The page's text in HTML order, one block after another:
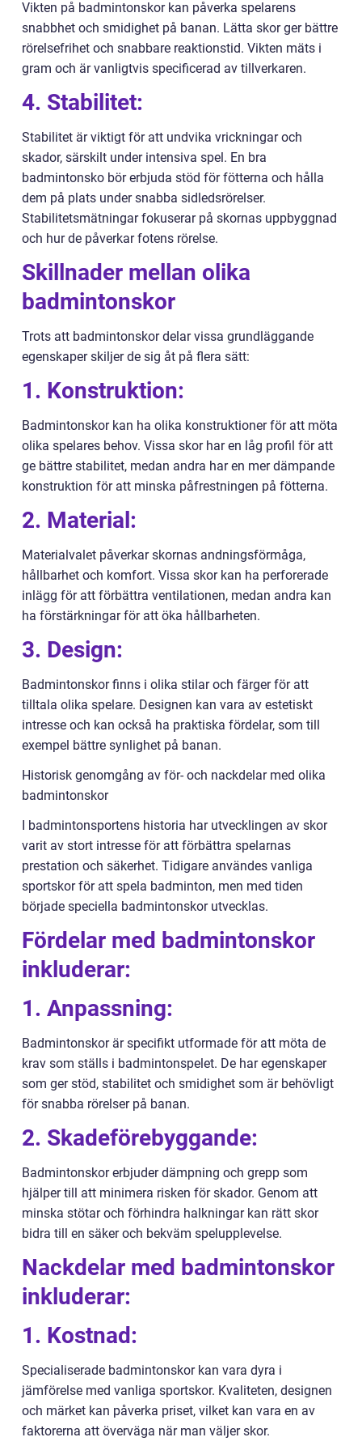
Vikten på badmintonskor kan påverka spelarens
snabbhet och smidighet på banan. Lätta skor ger bättre
rörelsefrihet och snabbare reaktionstid. Vikten mäts i
gram och är vanligtvis specificerad av tillverkaren.
4. Stabilitet:
Stabilitet är viktigt för att undvika vrickningar och
skador, särskilt under intensiva spel. En bra
badmintonsko bör erbjuda stöd för fötterna och hålla
dem på plats under snabba sidledsrörelser.
Stabilitetsmätningar fokuserar på skornas uppbyggnad
och hur de påverkar fotens rörelse.
Skillnader mellan olika
badmintonskor
Trots att badmintonskor delar vissa grundläggande
egenskaper skiljer de sig åt på flera sätt:
1. Konstruktion:
Badmintonskor kan ha olika konstruktioner för att möta
olika spelares behov. Vissa skor har en låg profil för att
ge bättre stabilitet, medan andra har en mer dämpande
konstruktion för att minska påfrestningen på fötterna.
2. Material:
Materialvalet påverkar skornas andningsförmåga,
hållbarhet och komfort. Vissa skor kan ha perforerade
inlägg för att förbättra ventilationen, medan andra kan
ha förstärkningar för att öka hållbarheten.
3. Design:
Badmintonskor finns i olika stilar och färger för att
tilltala olika spelare. Designen kan vara av estetiskt
intresse och kan också ha praktiska fördelar, som till
exempel bättre synlighet på banan.
Historisk genomgång av för- och nackdelar med olika
badmintonskor
I badmintonsportens historia har utvecklingen av skor
varit av stort intresse för att förbättra spelarnas
prestation och säkerhet. Tidigare användes vanliga
sportskor för att spela badminton, men med tiden
började speciella badmintonskor utvecklas.
Fördelar med badmintonskor
inkluderar:
1. Anpassning:
Badmintonskor är specifikt utformade för att möta de
krav som ställs i badmintonspelet. De har egenskaper
som ger stöd, stabilitet och smidighet som är behövligt
för snabba rörelser på banan.
2. Skadeförebyggande:
Badmintonskor erbjuder dämpning och grepp som
hjälper till att minimera risken för skador. Genom att
minska stötar och förhindra halkningar kan rätt skor
bidra till en säker och bekväm spelupplevelse.
Nackdelar med badmintonskor
inkluderar:
1. Kostnad:
Specialiserade badmintonskor kan vara dyra i
jämförelse med vanliga sportskor. Kvaliteten, designen
och märket kan påverka priset, vilket kan vara en av
faktorerna att överväga när man väljer skor.